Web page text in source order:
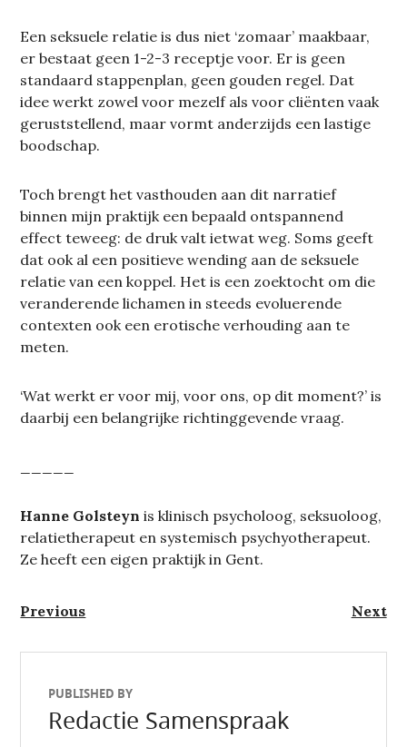
Een seksuele relatie is dus niet ‘zomaar’ maakbaar,
er bestaat geen 1-2-3 receptje voor. Er is geen
standaard stappenplan, geen gouden regel. Dat
idee werkt zowel voor mezelf als voor cliënten vaak
geruststellend, maar vormt anderzijds een lastige
boodschap.
Toch brengt het vasthouden aan dit narratief
binnen mijn praktijk een bepaald ontspannend
effect teweeg: de druk valt ietwat weg. Soms geeft
dat ook al een positieve wending aan de seksuele
relatie van een koppel. Het is een zoektocht om die
veranderende lichamen in steeds evoluerende
contexten ook een erotische verhouding aan te
meten.
‘Wat werkt er voor mij, voor ons, op dit moment?’ is
daarbij een belangrijke richtinggevende vraag.
Hanne Golsteyn is klinisch psycholoog, seksuoloog,
relatietherapeut en systemisch psychyotherapeut.
Ze heeft een eigen praktijk in Gent.
Berichtnavigatie
Previous
post:
Next
post:
PUBLISHED BY
Redactie Samenspraak